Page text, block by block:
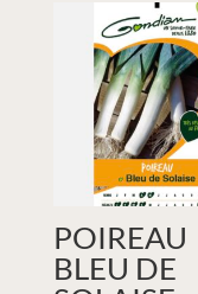
POIREAU
BLEU DE